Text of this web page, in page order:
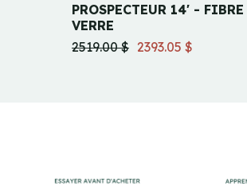
PROSPECTEUR 14' - FIBRE
VERRE
2519.00 $ 2393.05 $